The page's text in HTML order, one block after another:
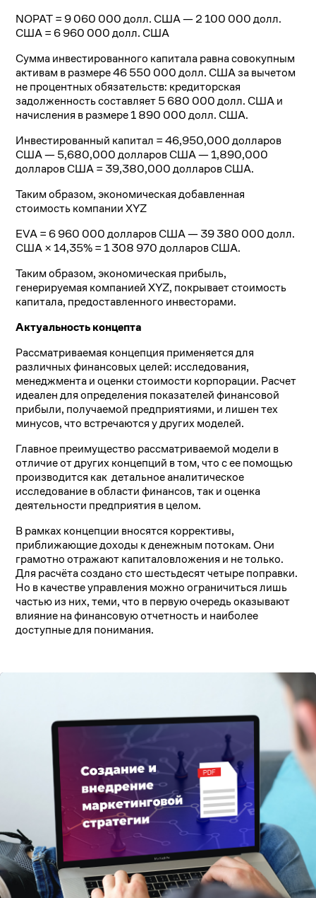
NOPAT = 9 060 000 долл. США — 2 100 000 долл.
США = 6 960 000 долл. США
Сумма инвестированного капитала равна совокупным
активам в размере 46 550 000 долл. США за вычетом
не процентных обязательств: кредиторская
задолженность составляет 5 680 000 долл. США и
начисления в размере 1 890 000 долл. США.
Инвестированный капитал = 46,950,000 долларов
США — 5,680,000 долларов США — 1,890,000
долларов США = 39,380,000 долларов США.
Таким образом, экономическая добавленная
стоимость компании XYZ
EVA = 6 960 000 долларов США — 39 380 000 долл.
США × 14,35% = 1 308 970 долларов США.
Таким образом, экономическая прибыль,
генерируемая компанией XYZ, покрывает стоимость
капитала, предоставленного инвесторами.
Актуальность концепта
Рассматриваемая концепция применяется для
различных финансовых целей: исследования,
менеджмента и оценки стоимости корпорации. Расчет
идеален для определения показателей финансовой
прибыли, получаемой предприятиями, и лишен тех
минусов, что встречаются у других моделей.
Главное преимущество рассматриваемой модели в
отличие от других концепций в том, что с ее помощью
производится как детальное аналитическое
исследование в области финансов, так и оценка
деятельности предприятия в целом.
В рамках концепции вносятся коррективы,
приближающие доходы к денежным потокам. Они
грамотно отражают капиталовложения и не только.
Для расчёта создано сто шестьдесят четыре поправки.
Но в качестве управления можно ограничиться лишь
частью из них, теми, что в первую очередь оказывают
влияние на финансовую отчетность и наиболее
доступные для понимания.